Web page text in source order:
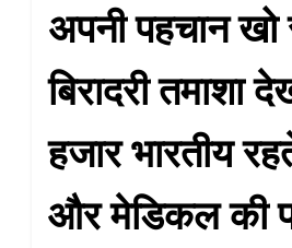
अपनी पहचान खो
बिरादरी
हजार भारतीय
और मेडिकल की